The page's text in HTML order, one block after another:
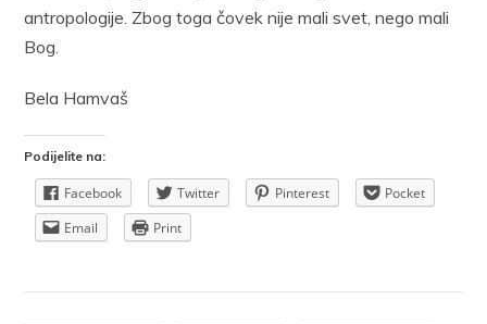
antropologije. Zbog toga čovek nije mali svet, nego mali
Bog.
Bela Hamvaš
Podijelite na:
Facebook Twitter Pinterest
Pocket
Email
Print